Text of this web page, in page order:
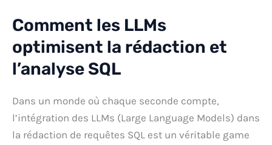
Comment les LLMs
optimisent la rédaction et
l’analyse SQL
Dans un monde où chaque seconde compte,
l’intégration des LLMs (Large Language Models) dans
la rédaction de requêtes SQL est un véritable game